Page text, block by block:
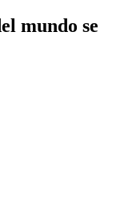
mundo se